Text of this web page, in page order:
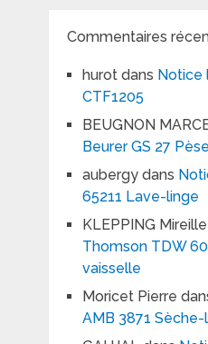
Commentaires
hurotdans Notice
CTF1205
BEUGNON
Beurer GS 27
aubergydans
65211 Lave-linge
KLEPPING Mireille
Thomson TDW
vaisselle
Moricet Pierre
AMB 3871 Sèche-